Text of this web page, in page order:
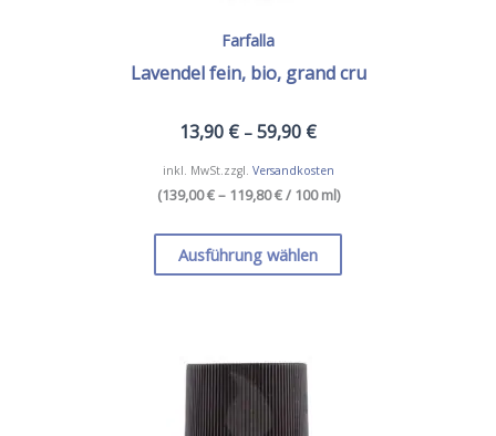
Farfalla
Lavendel fein, bio, grand cru
13,90 € – 59,90 €
inkl. MwSt.zzgl. Versandkosten
(139,00 € – 119,80 €/ 100 ml)
Ausführung wählen